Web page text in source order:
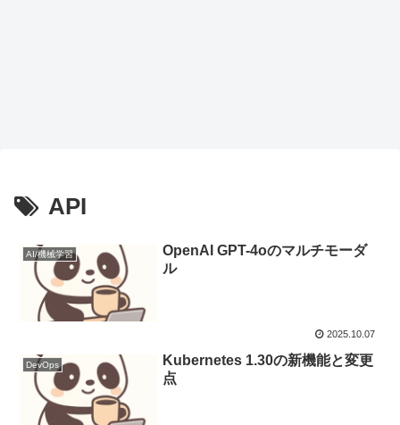
API
AI/機械学習
OpenAI GPT-4oのマルチモーダ
ル
2025.10.07
DevOps
Kubernetes 1.30の新機能と変更
点